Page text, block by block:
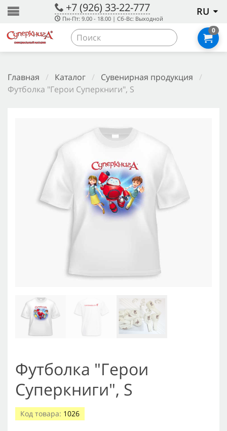
+7 (926) 33-22-777
Пн-Пт: 9.00 - 18.00 | Сб-Вс: Выходной
RU
0
Главная / Каталог / Сувенирная продукция /
Футболка "Герои Суперкниги", S
Футболка "Герои
Суперкниги", S
Код товара: 1026